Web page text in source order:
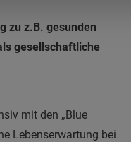
zu z.B. gesunden
gesellschaftliche
mit den „Blue
Lebenserwartung bei